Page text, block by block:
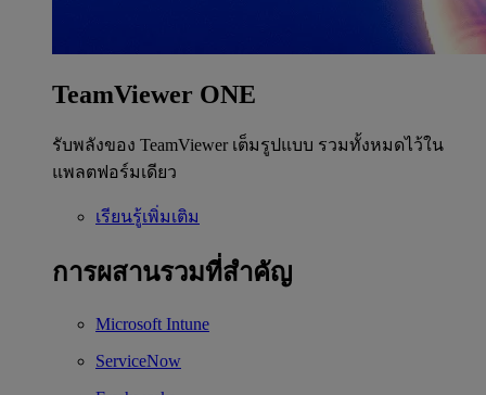
TeamViewer ONE
รับพลังของ TeamViewer เต็มรูปแบบ รวมทั้งหมดไว้ใน
แพลตฟอร์มเดียว
เรียนรู้เพิ่มเติม
การผสานรวมที่สำคัญ
Microsoft Intune
ServiceNow